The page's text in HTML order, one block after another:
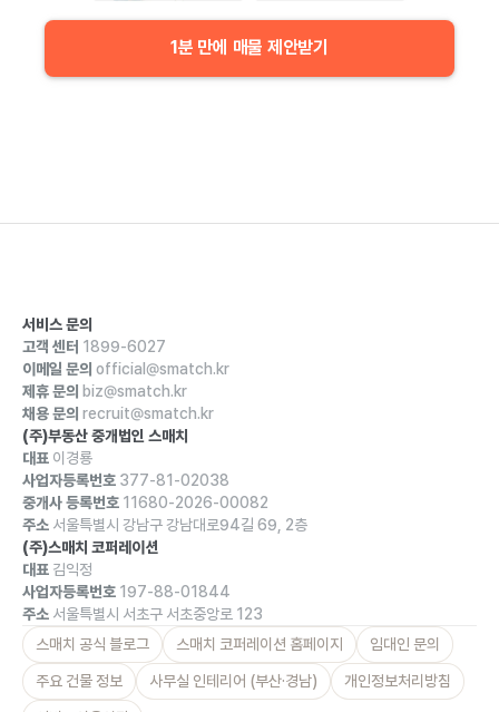
1분 만에 매물 제안받기
서비스 문의
고객 센터 1899-6027
이메일 문의 official@smatch.kr
제휴 문의 biz@smatch.kr
채용 문의 recruit@smatch.kr
(주)부동산 중개법인 스매치
대표 이경룡
사업자등록번호 377-81-02038
중개사 등록번호 11680-2026-00082
주소 서울특별시 강남구 강남대로94길 69, 2층
(주)스매치 코퍼레이션
대표 김익정
사업자등록번호 197-88-01844
주소 서울특별시 서초구 서초중앙로 123
스매치 공식 블로그
스매치 코퍼레이션 홈페이지 임대인 문의
주요 건물 정보 사무실 인테리어 (부산·경남) 개인정보처리방침